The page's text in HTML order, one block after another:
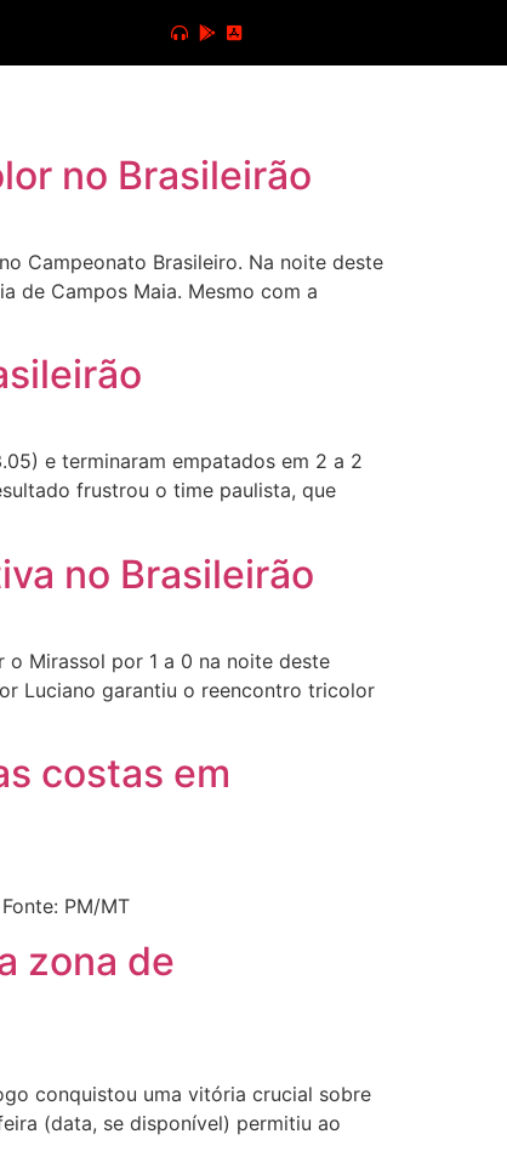
no Brasileirão
Campeonato Brasileiro. Na noite deste
de Campos Maia. Mesmo com a
e terminaram empatados em 2 a 2
frustrou o time paulista, que
no Brasileirão
o Mirassol por 1 a 0 na noite deste
Luciano garantiu o reencontro tricolor
costas em
PM/MT
zona de
conquistou uma vitória crucial sobre
(data, se disponível) permitiu ao